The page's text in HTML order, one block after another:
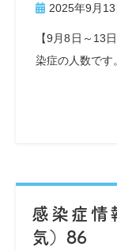
2025年9月13
【9月8日～13
染症の人数で
感染症情
気）86